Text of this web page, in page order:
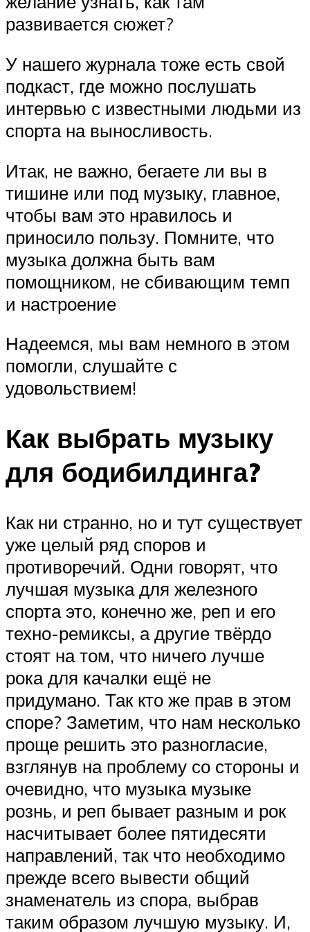
развивается сюжет?
У нашего журнала тоже есть свой
подкаст, где можно послушать
интервью с известными людьми из
спорта на выносливость.
Итак, не важно, бегаете ли вы в
тишине или под музыку, главное,
чтобы вам это нравилось и
приносило пользу. Помните, что
музыка должна быть вам
помощником, не сбивающим темп
и настроение
Надеемся, мы вам немного в этом
помогли, слушайте с
удовольствием!
Как выбрать музыку
для бодибилдинга?
Как ни странно, но и тут существует
уже целый ряд споров и
противоречий. Одни говорят, что
лучшая музыка для железного
спорта это, конечно же, реп и его
техно-ремиксы, а другие твёрдо
стоят на том, что ничего лучше
рока для качалки ещё не
придумано. Так кто же прав в этом
споре? Заметим, что нам несколько
проще решить это разногласие,
взглянув на проблему со стороны и
очевидно, что музыка музыке
рознь, и реп бывает разным и рок
насчитывает более пятидесяти
направлений, так что необходимо
прежде всего вывести общий
знаменатель из спора, выбрав
таким образом лучшую музыку. И,